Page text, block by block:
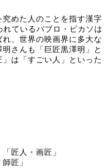
究めた人のことを指す漢字
ているパブロ・ピカソは
れ、世界の映画界に多大な
さんも「巨匠黒澤明」と
は「すごい人」といった
匠人・画匠」
匠」